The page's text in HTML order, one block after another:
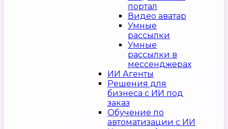
портал
Видео аватар
Умные
рассылки
Умные
рассылки в
мессенджерах
ИИ Агенты
Решения для
бизнеса с ИИ под
заказ
Обучение по
автоматизации с ИИ